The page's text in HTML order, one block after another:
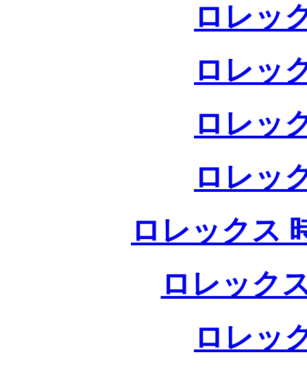
ロレッ
ロレッ
ロレッ
ロレッ
ロレックス
ロレック
ロレッ